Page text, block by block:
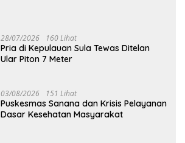
28/07/2026 160 Lihat
Pria di Kepulauan Sula Tewas Ditelan
Ular Piton 7 Meter
03/08/2026 151 Lihat
Puskesmas Sanana dan Krisis Pelayanan
Dasar Kesehatan Masyarakat